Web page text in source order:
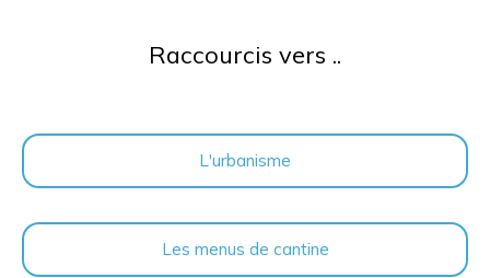
Raccourcis vers ..
L'urbanisme
Les menus de cantine